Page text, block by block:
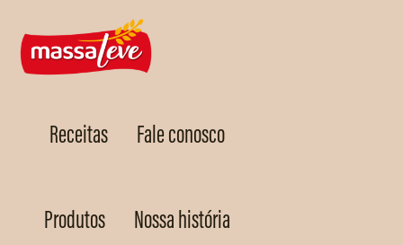
Receitas Fale conosco
Produtos Nossa história